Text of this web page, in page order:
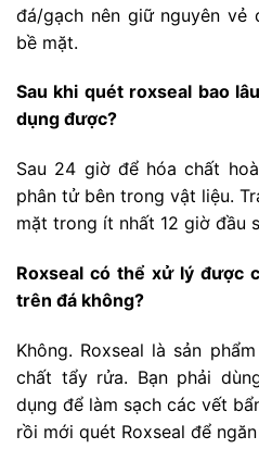
đá/gạch nên giữ nguyên vẻ
bề mặt.
Sau khi quét roxseal bao
dụng được?
Sau 24 giờ để hóa chất
phân tử bên trong vật liệu.
mặt trong ít nhất 12 giờ đầu
Roxseal có thể xử lý được
trên đá không?
Không. Roxseal là sản
chất tẩy rửa. Bạn phải
dụng để làm sạch các vết
rồi mới quét Roxseal để